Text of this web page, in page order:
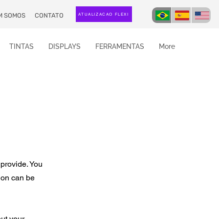
SOMOS CONTATO ATUALIZAÇÃO FLEXI
TINTAS DISPLAYS FERRAMENTAS More
You
can be